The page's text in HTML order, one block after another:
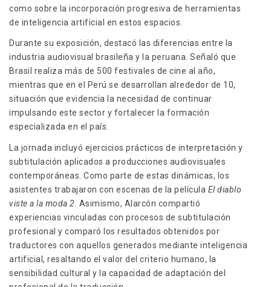
como sobre la incorporación progresiva de herramientas
de inteligencia artificial en estos espacios.
Durante su exposición, destacó las diferencias entre la
industria audiovisual brasileña y la peruana. Señaló que
Brasil realiza más de 500 festivales de cine al año,
mientras que en el Perú se desarrollan alrededor de 10,
situación que evidencia la necesidad de continuar
impulsando este sector y fortalecer la formación
especializada en el país.
La jornada incluyó ejercicios prácticos de interpretación y
subtitulación aplicados a producciones audiovisuales
contemporáneas. Como parte de estas dinámicas, los
asistentes trabajaron con escenas de la película El diablo
viste a la moda 2 . Asimismo, Alarcón compartió
experiencias vinculadas con procesos de subtitulación
profesional y comparó los resultados obtenidos por
traductores con aquellos generados mediante inteligencia
artificial, resaltando el valor del criterio humano, la
sensibilidad cultural y la capacidad de adaptación del